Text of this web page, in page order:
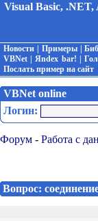
Visual Basic,
Новости Примеры|
VBNet |Яndex bar! |
Послать пример на сайт
VBNet online
Логин:
Форум - Работа с
Вопрос: